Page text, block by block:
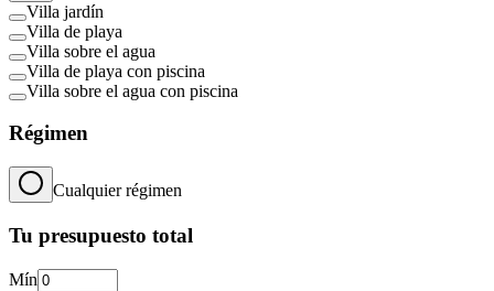
Villa jardín
Villa de playa
Villa sobre el agua
Villa de playa con piscina
Villa sobre el agua con piscina
Régimen
Cualquier régimen
Tu presupuesto total
Mín